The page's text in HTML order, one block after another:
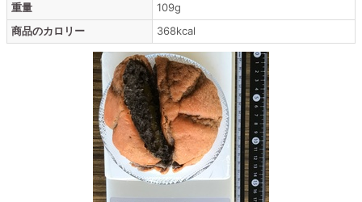
重量
109g
商品のカロリー
368kcal